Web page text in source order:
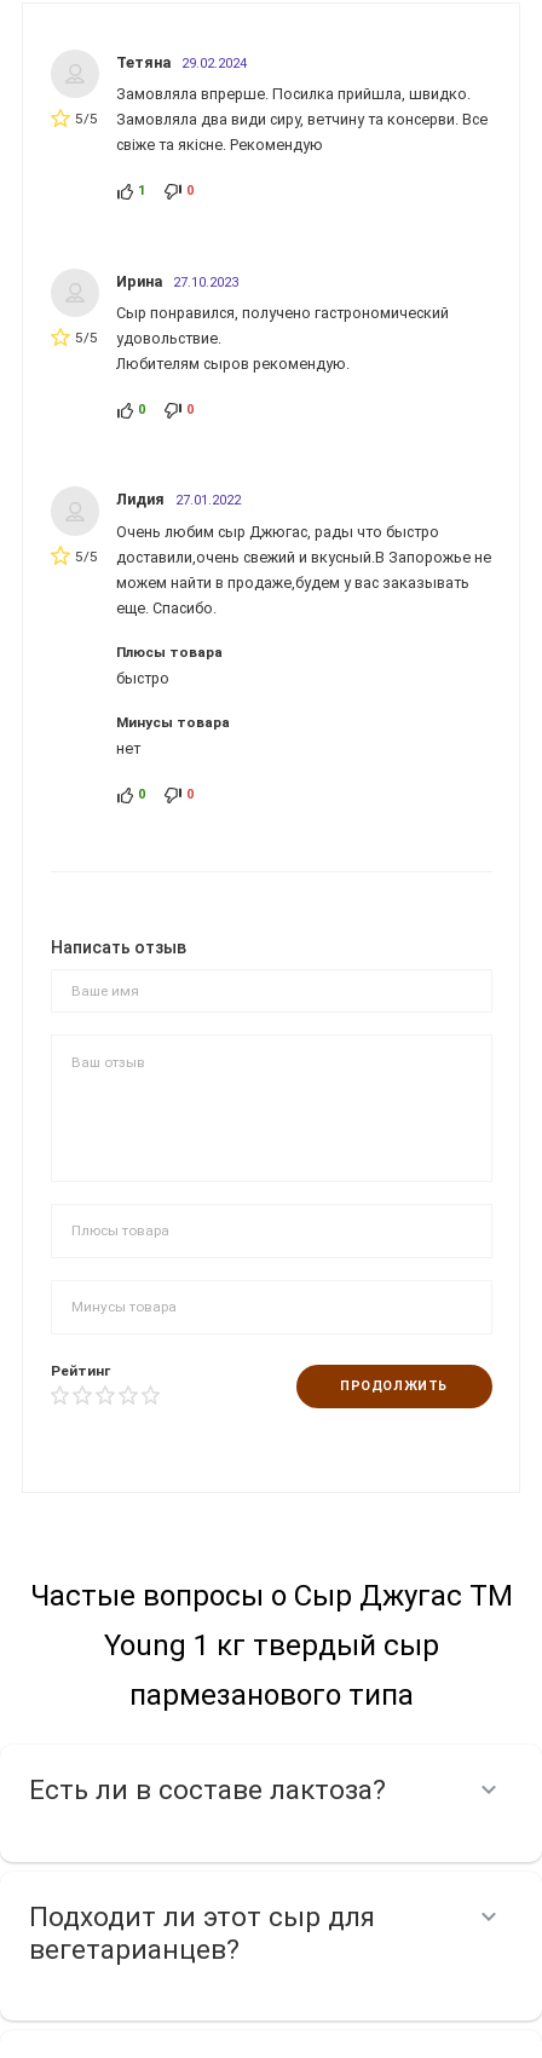
5/5
Тетяна 29.02.2024
Замовляла впрерше. Посилка прийшла, швидко.
Замовляла два види сиру, ветчину та консерви. Все
свіже та якісне. Рекомендую
1 0
5/5
Ирина 27.10.2023
Сыр понравился, получено гастрономический
удовольствие.
Любителям сыров рекомендую.
0 0
5/5
Лидия 27.01.2022
Очень любим сыр Джюгас, рады что быстро
доставили,очень свежий и вкусный.В Запорожье не
можем найти в продаже,будем у вас заказывать
еще. Спасибо.
Плюсы товара
быстро
Минусы товара
нет
0 0
Написать отзыв
Рейтинг
ПРОДОЛЖИТЬ
Частые вопросы о Сыр Джугас ТМ
Young 1 кг твердый сыр
пармезанового типа
Есть ли в составе лактоза?
Подходит ли этот сыр для
вегетарианцев?